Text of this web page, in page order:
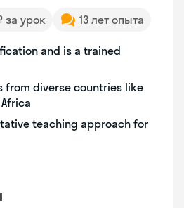
за урок 13 лет опыта
and is a trained
from diverse countries like
teaching approach for